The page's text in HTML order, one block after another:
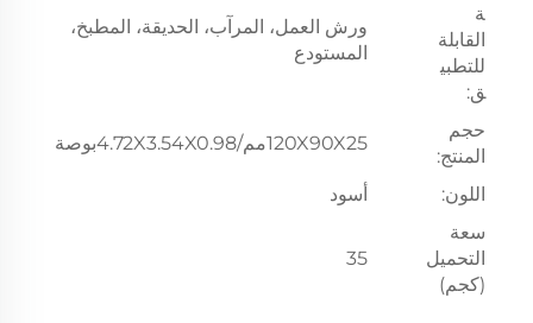
ة
القابلة
للتطبي
ق:
ورش العمل، المرآب، الحديقة، المطبخ،
المستودع
حجم
المنتج:
120X90X25مم/4.72X3.54X0.98بوصة
اللون:
أسود
سعة
التحميل
(كجم)
35